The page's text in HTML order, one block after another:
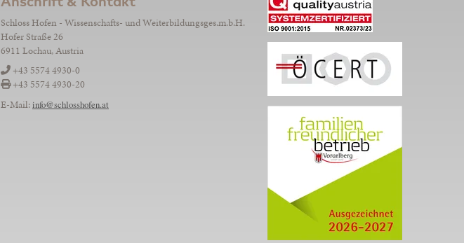
Schloss Hofen - Wissenschafts- und Weiterbildungsges.m.b.H.
Hofer Straße 26
6911 Lochau, Austria
+43 5574 4930-0
+43 5574 4930-20
E-Mail: info@schlosshofen.at